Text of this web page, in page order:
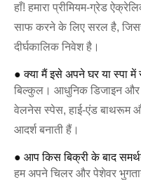
हाँ! हमारा प्रीमियम-ग्रेड
साफ करने के लिए सरल है,
दीर्घकालिक निवेश है।
● क्या मैं इसे अपने घर या स्पा
बिल्कुल। आधुनिक डिजाइन और
वेलनेस स्पेस, हाई-एंड बाथरूम
आदर्श बनाती हैं।
● आप किस बिक्री के बाद
हम अपने चिलर और पेशेवर